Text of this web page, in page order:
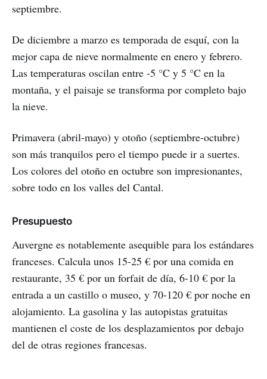
septiembre.
De diciembre a marzo es temporada de esquí, con la
mejor capa de nieve normalmente en enero y febrero.
Las temperaturas oscilan entre -5 °C y 5 °C en la
montaña, y el paisaje se transforma por completo bajo
la nieve.
Primavera (abril-mayo) y otoño (septiembre-octubre)
son más tranquilos pero el tiempo puede ir a suertes.
Los colores del otoño en octubre son impresionantes,
sobre todo en los valles del Cantal.
Presupuesto
Auvergne es notablemente asequible para los estándares
franceses. Calcula unos 15-25 € por una comida en
restaurante, 35 € por un forfait de día, 6-10 € por la
entrada a un castillo o museo, y 70-120 € por noche en
alojamiento. La gasolina y las autopistas gratuitas
mantienen el coste de los desplazamientos por debajo
del de otras regiones francesas.